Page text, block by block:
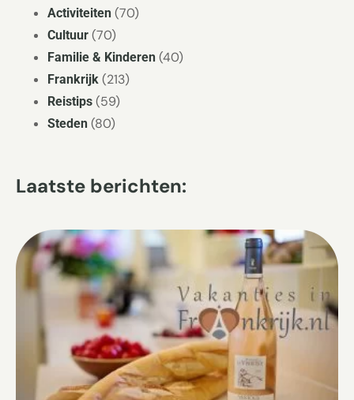
Activiteiten (70)
Cultuur (70)
Familie & Kinderen (40)
Frankrijk (213)
Reistips (59)
Steden (80)
Laatste berichten: